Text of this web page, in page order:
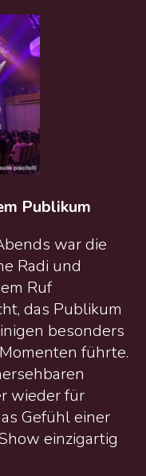
Publikum
war die
Radi und
Ruf
das Publikum
besonders
führte.
wieder für
Gefühl einer
einzigartig